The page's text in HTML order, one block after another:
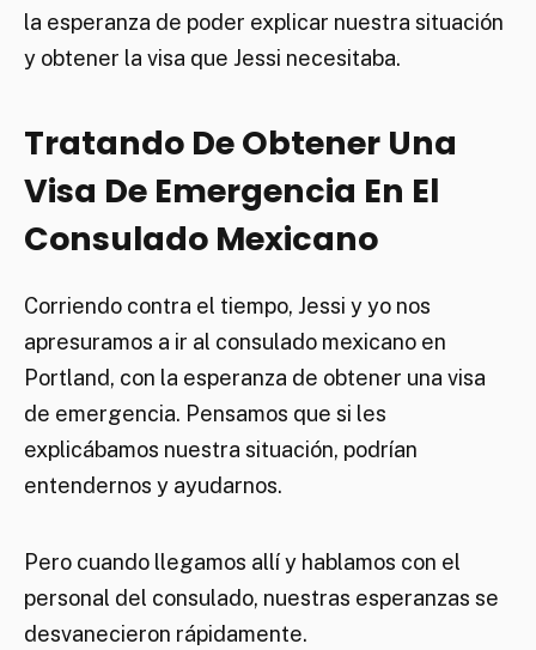
la esperanza de poder explicar nuestra situación
y obtener la visa que Jessi necesitaba.
Tratando De Obtener Una
Visa De Emergencia En El
Consulado Mexicano
Corriendo contra el tiempo, Jessi y yo nos
apresuramos a ir al consulado mexicano en
Portland, con la esperanza de obtener una visa
de emergencia. Pensamos que si les
explicábamos nuestra situación, podrían
entendernos y ayudarnos.
Pero cuando llegamos allí y hablamos con el
personal del consulado, nuestras esperanzas se
desvanecieron rápidamente.